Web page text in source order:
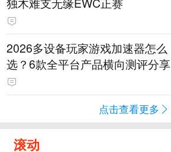
2026多设备玩家游戏加速器怎么
选？6款全平台产品横向测评分享
点击查看更多
滚动